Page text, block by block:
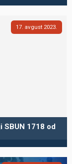
17 avgust 2023
SBUN 1718 od